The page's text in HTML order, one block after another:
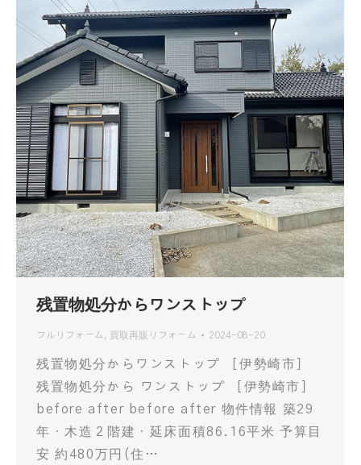
残置物処分からワンストップ
フルリフォーム 買取再販リフォーム 2024-08-20
残置物処分からワンストップ ［伊勢崎市］
残置物処分から ワンストップ ［伊勢崎市］
before after before after 物件情報 築29
年・木造２階建・延床面積86.16平米 予算目
安 約480万円(住…